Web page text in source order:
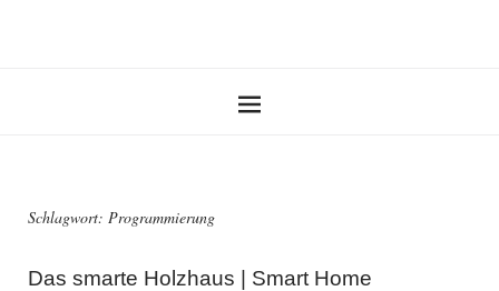
Schlagwort: Programmierung
Das smarte Holzhaus | Smart Home